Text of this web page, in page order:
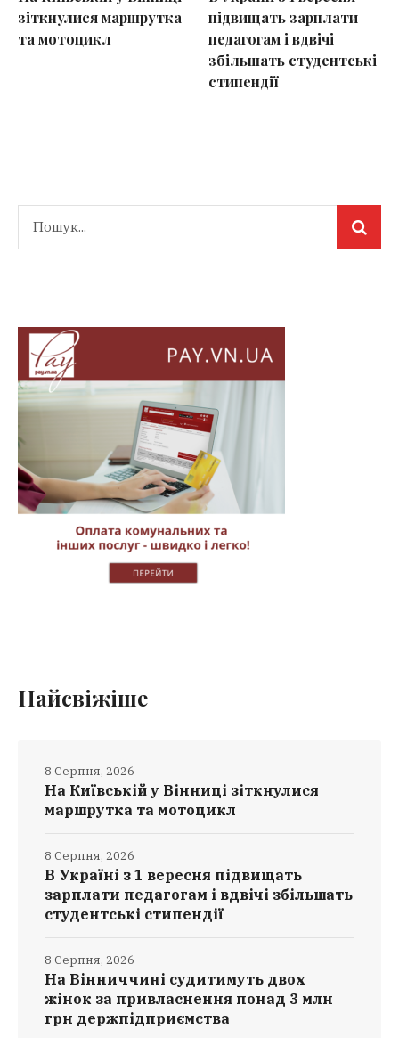
зіткнулися маршрутка
та мотоцикл
підвищать зарплати
педагогам і вдвічі
збільшать студентські
стипендії
Найсвіжіше
На Київській у Вінниці зіткнулися
маршрутка та мотоцикл
8 Серпня, 2026
В Україні з 1 вересня підвищать
зарплати педагогам і вдвічі збільшать
студентські стипендії
8 Серпня, 2026
На Вінниччині судитимуть двох
жінок за привласнення понад 3 млн
грн держпідприємства
8 Серпня, 2026